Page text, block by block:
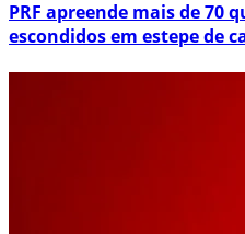
PRF apreende mais de 70
escondidos em estepe de